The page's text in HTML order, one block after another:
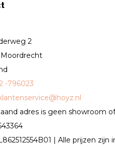
2
-796023
adres is geen showroom
| Alle prijzen zijn